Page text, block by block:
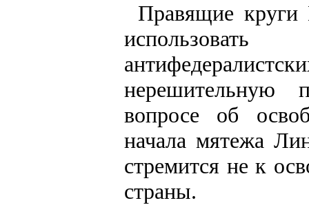
Правящие круги
нерешительную
вопросе об
начала мятежа
стремится не к
страны.